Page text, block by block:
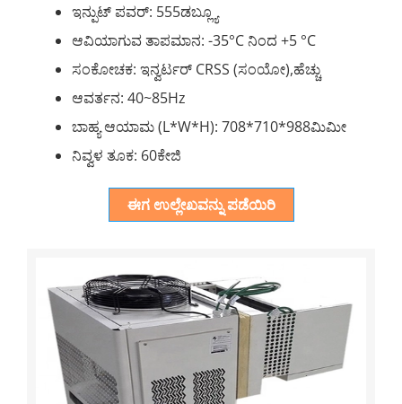
ಇನ್ಪುಟ್ ಪವರ್: 555ಡಬ್ಲ್ಯೂ
ಆವಿಯಾಗುವ ತಾಪಮಾನ: -35°C ನಿಂದ +5 °C
ಸಂಕೋಚಕ: ಇನ್ವರ್ಟರ್ CRSS (ಸಂಯೋ),ಹೆಚ್ಚು
ಆವರ್ತನ: 40~85Hz
ಬಾಹ್ಯ ಆಯಾಮ (L*W*H): 708*710*988ಮಿಮೀ
ನಿವ್ವಳ ತೂಕ: 60ಕೇಜಿ
ಈಗ ಉಲ್ಲೇಖವನ್ನು ಪಡೆಯಿರಿ